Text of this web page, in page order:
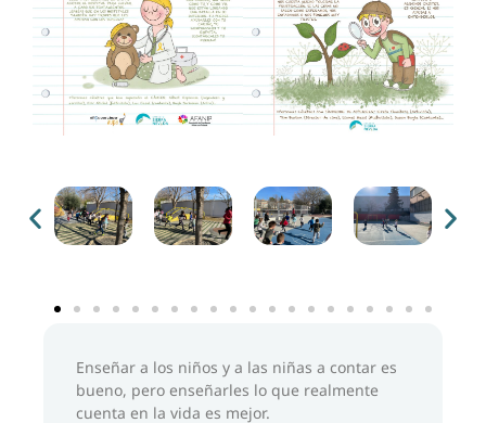
Enseñar a los niños y a las niñas a contar es
bueno, pero enseñarles lo que realmente
cuenta en la vida es mejor.